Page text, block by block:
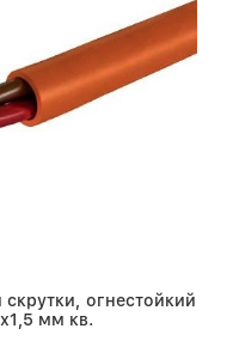
огнестойкий
мм кв.